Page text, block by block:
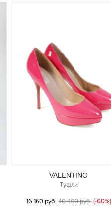
VALENTINO
Туфли
16 160 руб.40 400 руб.(-60%)